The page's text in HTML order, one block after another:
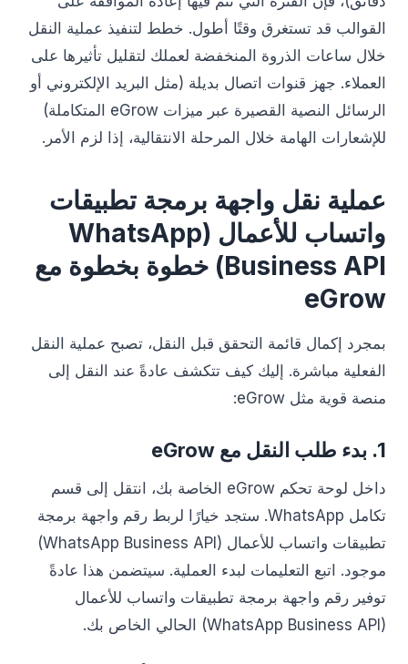
القوالب قد تستغرق وقتًا أطول. خطط لتنفيذ عملية النقل
خلال ساعات الذروة المنخفضة لعملك لتقليل تأثيرها على
العملاء. جهز قنوات اتصال بديلة (مثل البريد الإلكتروني أو
الرسائل النصية القصيرة عبر ميزات eGrow المتكاملة)
للإشعارات الهامة خلال المرحلة الانتقالية، إذا لزم الأمر.
عملية نقل واجهة برمجة تطبيقات
واتساب للأعمال (WhatsApp
Business API) خطوة بخطوة مع
eGrow
بمجرد إكمال قائمة التحقق قبل النقل، تصبح عملية النقل
الفعلية مباشرة. إليك كيف تتكشف عادةً عند النقل إلى
منصة قوية مثل eGrow:
1. بدء طلب النقل مع eGrow
داخل لوحة تحكم eGrow الخاصة بك، انتقل إلى قسم
تكامل WhatsApp. ستجد خيارًا لربط رقم واجهة برمجة
تطبيقات واتساب للأعمال (WhatsApp Business API)
موجود. اتبع التعليمات لبدء العملية. سيتضمن هذا عادةً
توفير رقم واجهة برمجة تطبيقات واتساب للأعمال
(WhatsApp Business API) الحالي الخاص بك.